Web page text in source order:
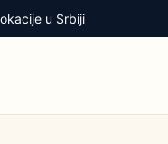
u Srbiji